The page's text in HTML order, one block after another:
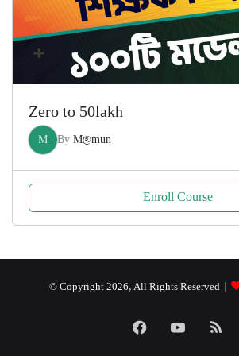
Zero to 50lakh
M By M@mun
Enroll Course
© Copyright 2026, All Rights Reserved |
FacebookYouTubeRSS